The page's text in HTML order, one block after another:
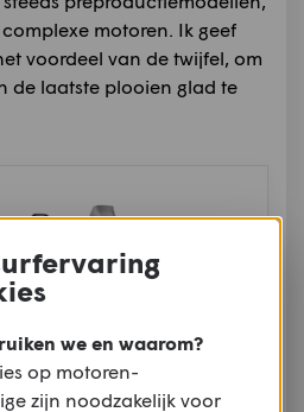
motoren. Ik geef
voordeel van de twijfel, om
de laatste plooien glad te
we en waarom?
op motoren-
zijn noodzakelijk voor